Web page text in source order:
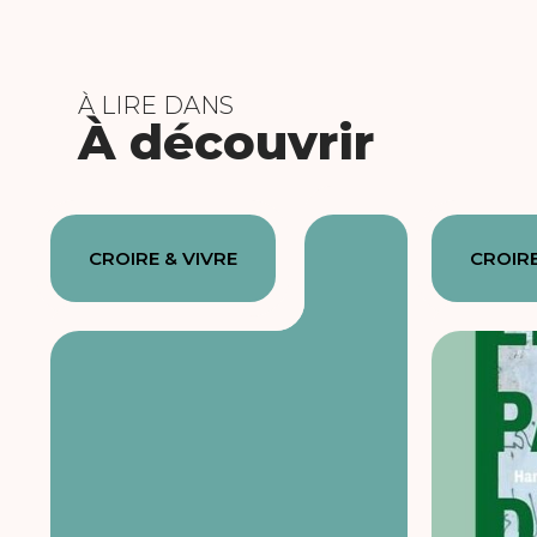
À LIRE DANS
À découvrir
CROIRE & VIVRE